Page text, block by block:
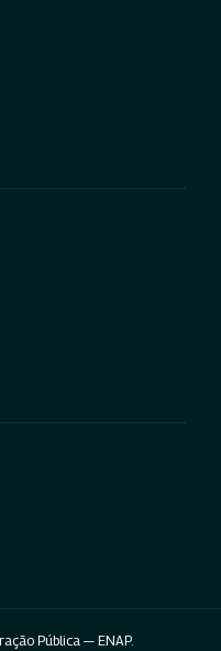
Pública — ENAP.